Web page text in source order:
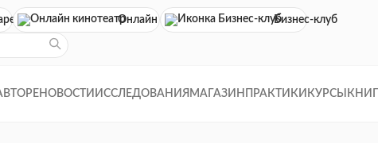
Онлайн кинотеатр
Бизнес-клуб
НОВОСТИ ИССЛЕДОВАНИЯ МАГАЗИН ПРАКТИКИ КУРСЫ